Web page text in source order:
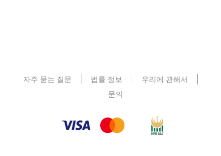
자주 묻는 질문 법률 정보
우리에 관해서
문의